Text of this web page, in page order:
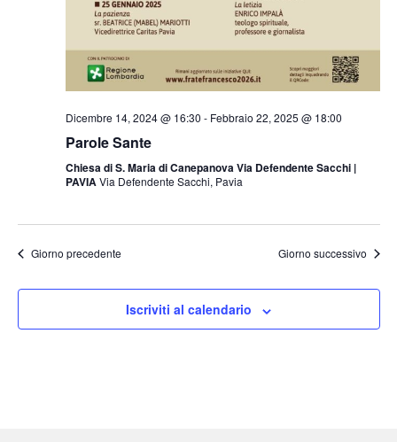
Dicembre 14, 2024 @ 16:30 - Febbraio 22, 2025 @ 18:00
Parole Sante
Chiesa di S. Maria di Canepanova Via Defendente Sacchi |
PAVIAVia Defendente Sacchi, Pavia
Giorno precedente Giorno successivo
Iscriviti al calendario